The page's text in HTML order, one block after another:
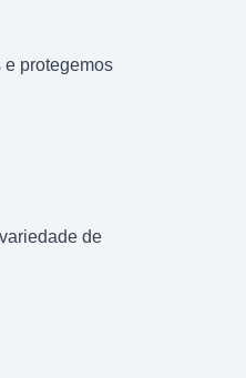
protegemos
de